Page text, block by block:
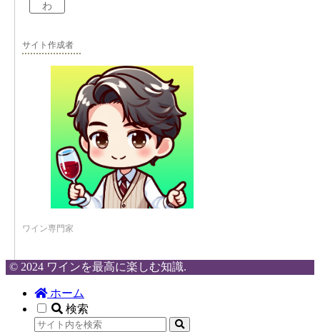
わ
サイト作成者
ワイン専門家
© 2024 ワインを最高に楽しむ知識.
ホーム
検索